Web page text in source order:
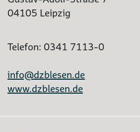
04105 Leipzig
Telefon: 0341 7113-0
info@dzblesen.de
www.dzblesen.de